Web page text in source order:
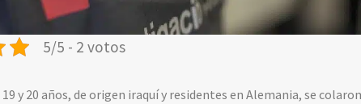
5/5 - 2 votos
19 y 20 años, de origen iraquí y residentes en Alemania, se